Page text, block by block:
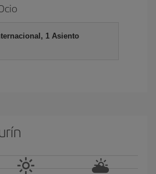
1 Asiento